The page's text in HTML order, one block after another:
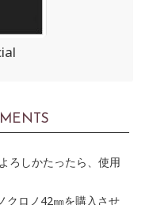
ろしかたったら、使用
クロノ42㎜を購入させ